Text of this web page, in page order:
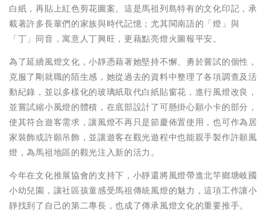
白紙，再貼上紅色剪花圖案。這是馬祖列島特有的文化印記，承
載著許多長輩們的家族與時代記憶；尤其閩南語的「燈」與
「丁」同音，寓意人丁興旺，更藉點亮燈火圖報平安。
為了延續風燈文化，小靜憑藉著她堅持不懈、勇於嘗試的個性，
克服了剛就職的陌生感，她從過去的資料中整理了各項調查及活
動紀錄，並以多樣化的玻璃紙取代白紙貼窗花，進行風燈改良，
並嘗試縮小風燈的體積，在底部設計了可懸掛心願小卡的部分，
使其符合遊客需求，讓風燈不再只是節慶佈置使用，也可作為居
家裝飾或許願吊飾，並讓遊客在觀光遊程中也能親手製作許願風
燈，為馬祖地區的觀光注入新的活力。
今年在文化推展協會的支持下，小靜還將風燈帶進北竿鄉塘岐國
小幼兒園，讓社區孩童感受馬祖傳統風燈的魅力，這項工作讓小
靜找到了自己的第二專長，也成了傳承風燈文化的重要推手。